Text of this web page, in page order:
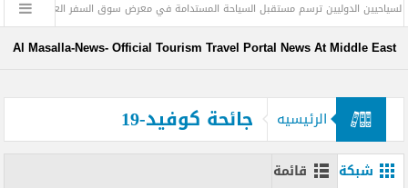
ترسم مستقبل السياحة المستدامة في معرض سوق السفر العربي 2023
Al Masalla-News- Official Tourism Travel Portal News At Middle East
الرئيسيه جائحة كوفيد-19
شبكة قائمة